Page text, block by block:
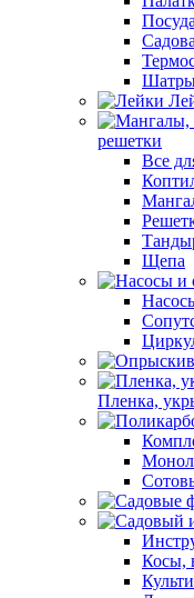
решетки
Все
Щепа
Пленка,
Косы,